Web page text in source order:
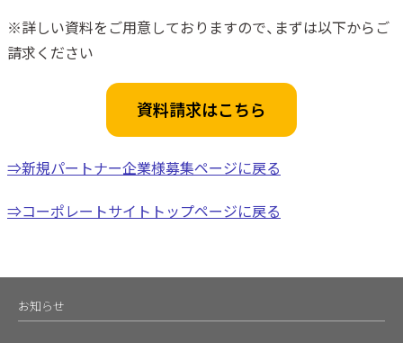
※詳しい資料をご用意しておりますので、まずは以下からご
請求ください
資料請求はこちら
⇒新規パートナー企業様募集ページに戻る
⇒コーポレートサイトトップページに戻る
お知らせ